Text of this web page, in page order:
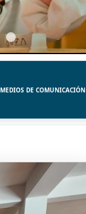
MEDIOS DE COMUNICACIÓN